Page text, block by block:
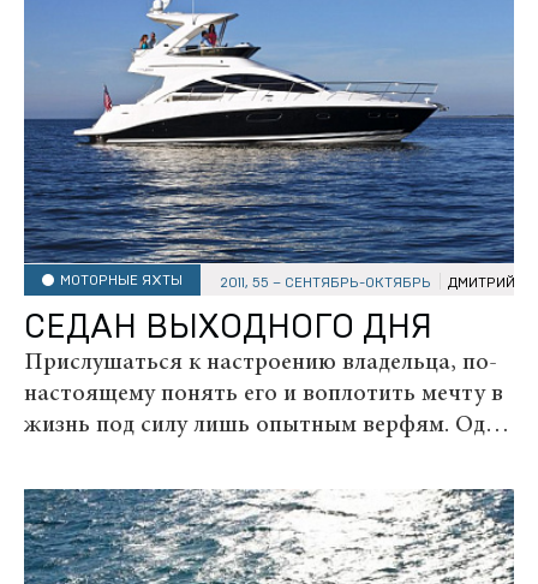
МОТОРНЫЕ ЯХТЫ 2011, 55 – СЕНТЯБРЬ-ОКТЯБРЬ ДМИТРИЙ
СЕДАН ВЫХОДНОГО ДНЯ
Прислушаться к настроению владельца, по-
настоящему понять его и воплотить мечту в
жизнь под силу лишь опытным верфям. Одна
очередной раз подтвердила статус не только
хорошего слушателя, но и качественного...